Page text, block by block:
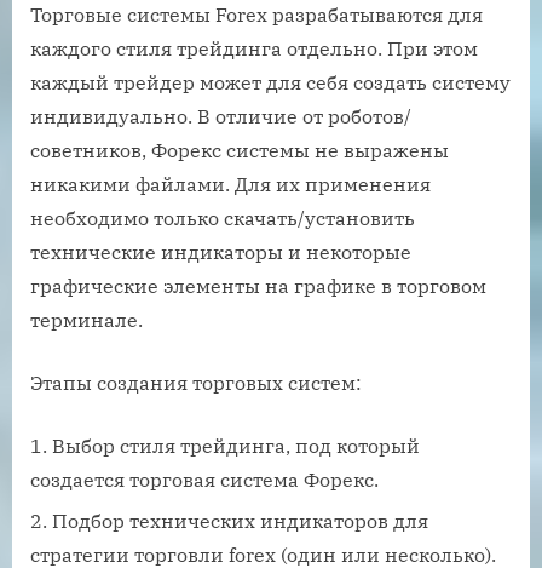
Торговые системы Forex разрабатываются для
каждого стиля трейдинга отдельно. При этом
каждый трейдер может для себя создать систему
индивидуально. В отличие от роботов/
советников, Форекс системы не выражены
никакими файлами. Для их применения
необходимо только скачать/установить
технические индикаторы и некоторые
графические элементы на графике в торговом
терминале.
Этапы создания торговых систем:
Выбор стиля трейдинга, под который
создается торговая система Форекс.
Подбор технических индикаторов для
стратегии торговли forex (один или несколько).